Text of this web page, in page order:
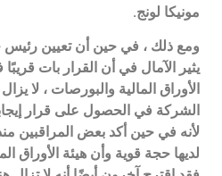
مونيكا لونج.
ومع ذلك ، في حين أن تعيين
الأوراق المالية والبورصات ، لا
الشركة في الحصول على قرار
لديها حجة قوية وأن هيئة الأوراق